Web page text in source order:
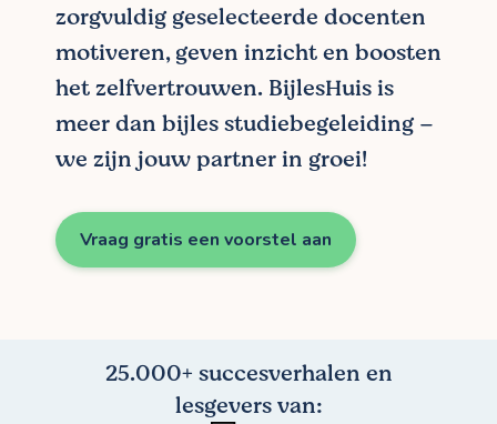
zorgvuldig geselecteerde docenten
motiveren, geven inzicht en boosten
het zelfvertrouwen. BijlesHuis is
meer dan bijles studiebegeleiding –
we zijn jouw partner in groei!
Vraag gratis een voorstel aan
25.000+ succesverhalen en
lesgevers van: